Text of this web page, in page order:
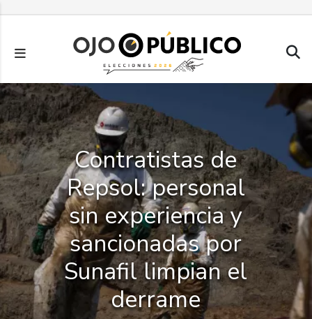
principal
Contratistas de
Repsol: personal
sin experiencia y
sancionadas por
Sunafil limpian el
derrame